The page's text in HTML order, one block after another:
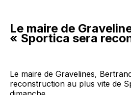
Le maire de
« Sportica sera
Le maire de Gravelines,
reconstruction au plus vite de